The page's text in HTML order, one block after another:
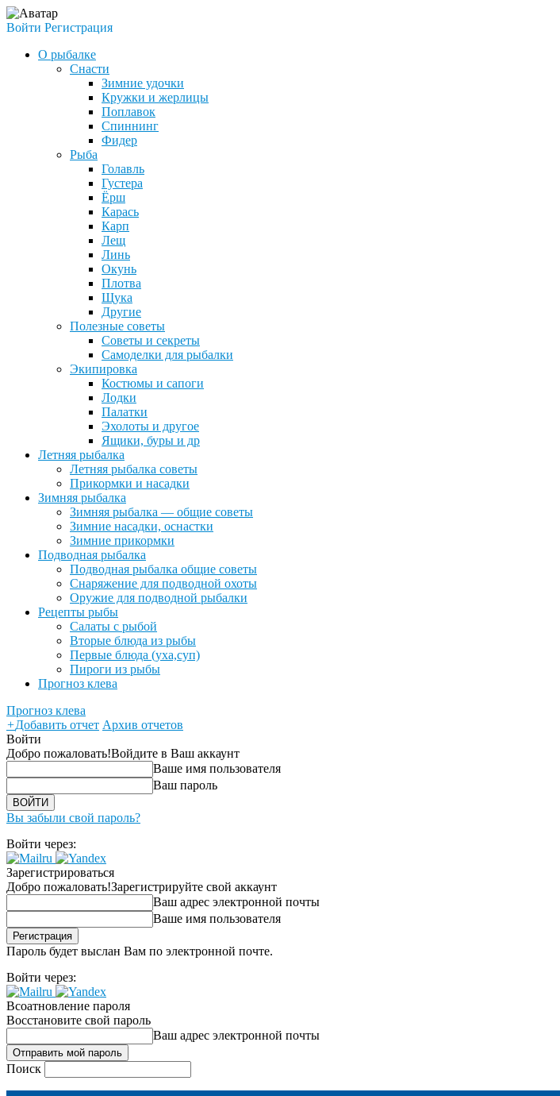
Войти Регистрация
О рыбалке
Снасти
Зимние удочки
Кружки и жерлицы
Поплавок
Спиннинг
Фидер
Рыба
Голавль
Густера
Ёрш
Карась
Карп
Лещ
Линь
Окунь
Плотва
Щука
Другие
Полезные советы
Советы и секреты
Самоделки для рыбалки
Экипировка
Костюмы и сапоги
Лодки
Палатки
Эхолоты и другое
Ящики, буры и др
Летняя рыбалка
Летняя рыбалка советы
Прикормки и насадки
Зимняя рыбалка
Зимняя рыбалка — общие советы
Зимние насадки, оснастки
Зимние прикормки
Подводная рыбалка
Подводная рыбалка общие советы
Снаряжение для подводной охоты
Оружие для подводной рыбалки
Рецепты рыбы
Салаты с рыбой
Вторые блюда из рыбы
Первые блюда (уха,суп)
Пироги из рыбы
Прогноз клева
Прогноз клева
+Добавить отчет Архив отчетов
Войти
Добро пожаловать!Войдите в Ваш аккаунт
Ваше имя пользователя
Ваш пароль
Вы забыли свой пароль?
Войти через:
Зарегистрироваться
Добро пожаловать!Зарегистрируйте свой аккаунт
Ваш адрес электронной почты
Ваше имя пользователя
Пароль будет выслан Вам по электронной почте.
Войти через:
Всоатновление пароля
Восстановите свой пароль
Ваш адрес электронной почты
Поиск